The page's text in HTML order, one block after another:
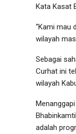
Kata Kasat
“Kami mau
wilayah
Sebagai
Curhat ini
wilayah
adalah